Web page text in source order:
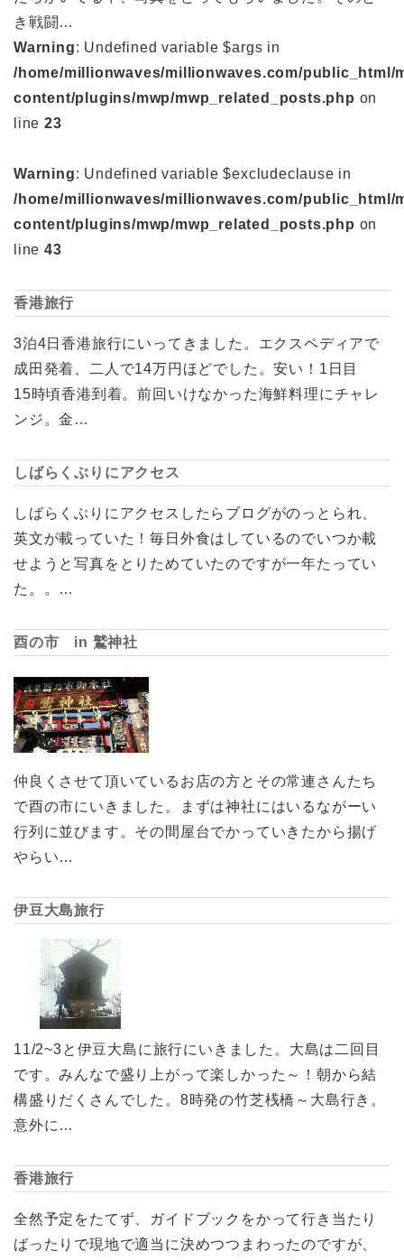
き戦闘…
Warning: Undefined variable $args in
/home/millionwaves/millionwaves.com/public_html/
content/plugins/mwp/mwp_related_posts.php on
line 23
Warning: Undefined variable $excludeclause in
/home/millionwaves/millionwaves.com/public_html/
content/plugins/mwp/mwp_related_posts.php on
line 43
香港旅行
3泊4日香港旅行にいってきました。エクスペディアで
成田発着、二人で14万円ほどでした。安い！1日目
15時頃香港到着。前回いけなかった海鮮料理にチャレ
ンジ。金…
しばらくぶりにアクセス
しばらくぶりにアクセスしたらブログがのっとられ、
英文が載っていた！毎日外食はしているのでいつか載
せようと写真をとりためていたのですが一年たってい
た。。…
酉の市 in 鷲神社
仲良くさせて頂いているお店の方とその常連さんたち
で酉の市にいきました。まずは神社にはいるながーい
行列に並びます。その間屋台でかっていきたから揚げ
やらい…
伊豆大島旅行
11/2~3と伊豆大島に旅行にいきました。大島は二回目
です。みんなで盛り上がって楽しかった～！朝から結
構盛りだくさんでした。8時発の竹芝桟橋～大島行き。
意外に…
香港旅行
全然予定をたてず、ガイドブックをかって行き当たり
ばったりで現地で適当に決めつつまわったのですが、